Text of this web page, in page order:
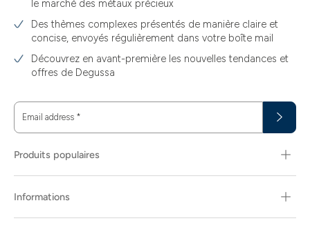
le marché des métaux précieux
Des thèmes complexes présentés de manière claire et
concise, envoyés régulièrement dans votre boîte mail
Découvrez en avant-première les nouvelles tendances et
offres de Degussa
Email address *
Produits populaires
Informations